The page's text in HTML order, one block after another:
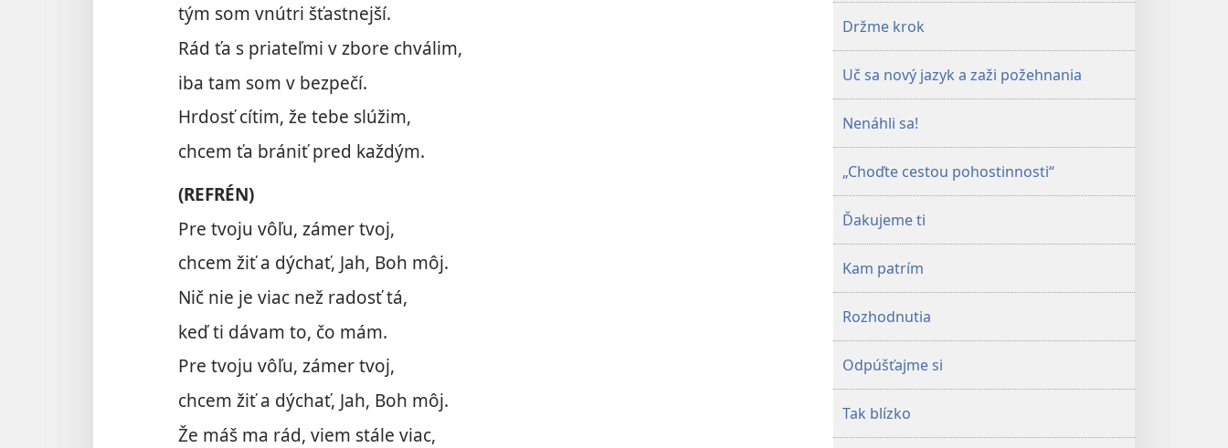
tým som vnútri šťastnejší.
Rád ťa s priateľmi v zbore chválim,
iba tam som v bezpečí.
Hrdosť cítim, že tebe slúžim,
chcem ťa brániť pred každým.
(REFRÉN)
Pre tvoju vôľu, zámer tvoj,
chcem žiť a dýchať, Jah, Boh môj.
Nič nie je viac než radosť tá,
keď ti dávam to, čo mám.
Pre tvoju vôľu, zámer tvoj,
chcem žiť a dýchať, Jah, Boh môj.
Že máš ma rád, viem stále viac,
Držme krok
Uč sa nový jazyk a zaži požehnania
Nenáhli sa!
„Choďte cestou pohostinnosti“
Ďakujeme ti
Kam patrím
Rozhodnutia
Odpúšťajme si
Tak blízko